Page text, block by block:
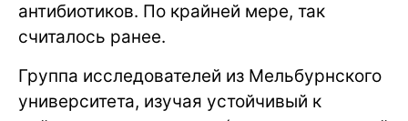
антибиотиков. По крайней мере, так
считалось ранее.
Группа исследователей из Мельбурнского
университета, изучая устойчивый к